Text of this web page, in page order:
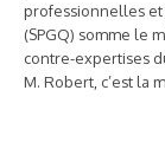
professionnelles
(SPGQ) somme le
contre-expertises
M. Robert, c’est la